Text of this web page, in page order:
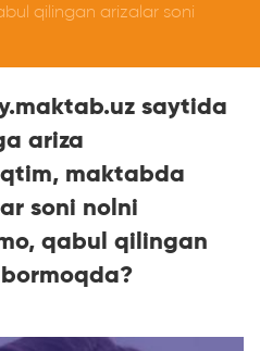
qilingan arizalar soni
saytida
ariza
maktabda
soni nolni
qabul qilingan